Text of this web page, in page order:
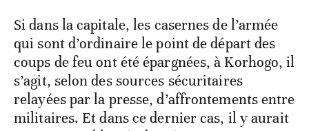
Si dans la capitale, les casernes de l’armée
qui sont d’ordinaire le point de départ des
coups de feu ont été épargnées, à Korhogo, il
s’agit, selon des sources sécuritaires
relayées par la presse, d’affrontements entre
militaires. Et dans ce dernier cas, il y aurait